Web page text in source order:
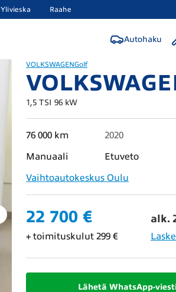
Ylivieska Raahe
Autohaku
VOLKSWAGENGolf
1,5 TSI 96 kW
76 000 km 2020
Manuaali
Etuveto
Vaihtoautokeskus Oulu
22 700 € alk.
+ toimituskulut 299 €
Lähetä WhatsApp-